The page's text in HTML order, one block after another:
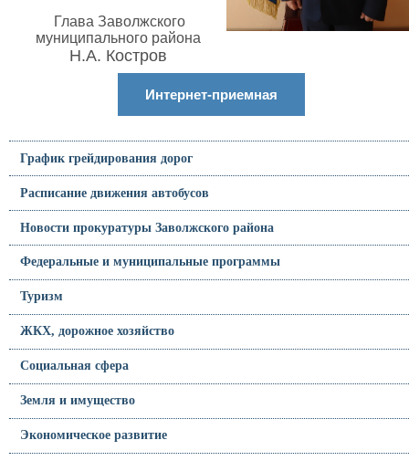
Глава Заволжского
муниципального района
Н.А. Костров
Интернет-приемная
График грейдирования дорог
Расписание движения автобусов
Новости прокуратуры Заволжского района
Федеральные и муниципальные программы
Туризм
ЖКХ, дорожное хозяйство
Социальная сфера
Земля и имущество
Экономическое развитие